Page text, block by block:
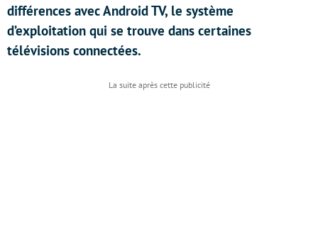
différences avec Android TV, le système
d’exploitation qui se trouve dans certaines
télévisions connectées.